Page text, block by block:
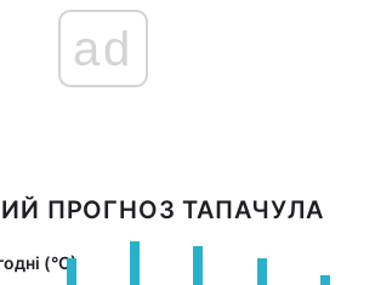
ad
ПРОГНОЗ ТАПАЧУЛА
(°С)